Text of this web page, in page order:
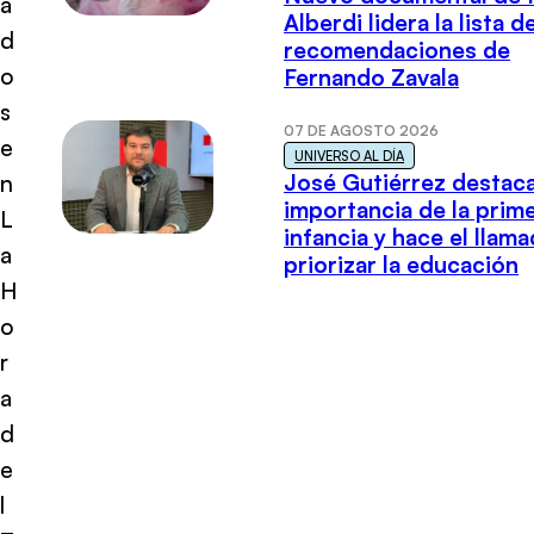
d
o
s
e
n
L
a
H
o
r
a
d
e
l
Alberdi lidera la lista
recomendaciones de
Fernando Zavala
07 DE AGOSTO 2026
UNIVERSO AL DÍA
José Gutiérrez
importancia de la
infancia y hace el
priorizar la educación